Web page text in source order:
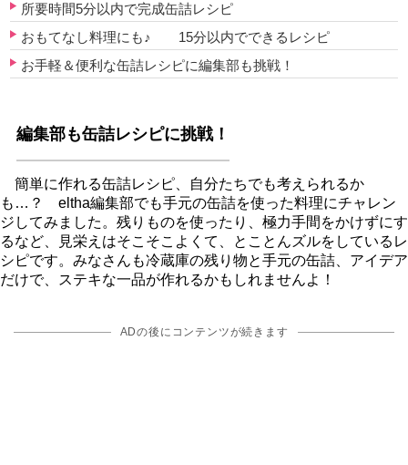
所要時間5分以内で完成缶詰レシピ
おもてなし料理にも♪ 15分以内でできるレシピ
お手軽＆便利な缶詰レシピに編集部も挑戦！
編集部も缶詰レシピに挑戦！
簡単に作れる缶詰レシピ、自分たちでも考えられるか
も…？ eltha編集部でも手元の缶詰を使った料理にチャレン
ジしてみました。残りものを使ったり、極力手間をかけずにす
るなど、見栄えはそこそこよくて、とことんズルをしているレ
シピです。みなさんも冷蔵庫の残り物と手元の缶詰、アイデア
だけで、ステキな一品が作れるかもしれませんよ！
ADの後にコンテンツが続きます